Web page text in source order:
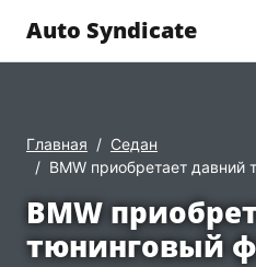
Auto Syndicate
Главная
Седан
BMW приобретает давний
BMW
тюнинговый